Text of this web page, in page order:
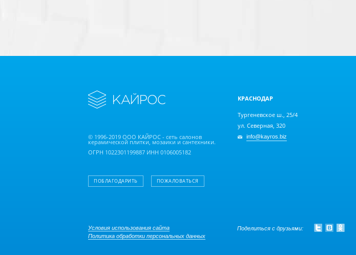
© 1996-2019 ООО КАЙРОС - сеть салонов
керамической плитки, мозаики и сантехники.
ОГРН 1022301199887 ИНН 0106005182
ПОБЛАГОДАРИТЬ ПОЖАЛОВАТЬСЯ
КРАСНОДАР
Тургеневское ш., 25/4
ул. Северная, 320
info@kayros.biz
Условия использования сайта
Политика обработки персональных данных
Поделиться с друзьями: